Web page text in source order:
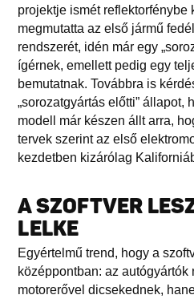
projektje ismét reflektorfénybe
megmutatta az első jármű
rendszerét, idén már egy
ígérnek, emellett pedig egy
bemutatnak. Továbbra is
„sorozatgyártás előtti” állapot,
modell már készen állt arra,
tervek szerint az első
kezdetben kizárólag
A SZOFTVER
LELKE
Egyértelmű trend, hogy a
középpontban: az
motorerővel dicsekednek,